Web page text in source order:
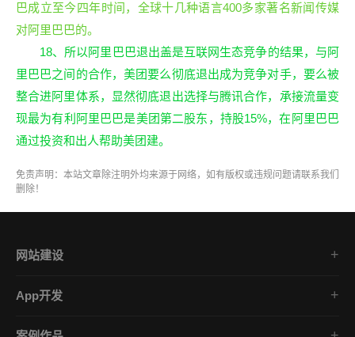
巴成立至今四年时间，全球十几种语言400多家著名新闻传媒
对阿里巴巴的。
18、所以阿里巴巴退出盖是互联网生态竞争的结果，与阿
里巴巴之间的合作，美团要么彻底退出成为竞争对手，要么被
整合进阿里体系，显然彻底退出选择与腾讯合作，承接流量变
现最为有利阿里巴巴是美团第二股东，持股15%，在阿里巴巴
通过投资和出人帮助美团建。
免责声明：本站文章除注明外均来源于网络，如有版权或违规问题请联系我们
删除！
网站建设
集团企业官网
营销网站设计
App开发
电商App开发